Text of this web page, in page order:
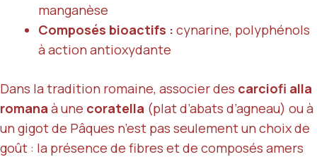
manganèse
Composés bioactifs : cynarine, polyphénols
à action antioxydante
Dans la tradition romaine, associer des carciofi alla
romana à une coratella (plat d’abats d’agneau) ou à
un gigot de Pâques n’est pas seulement un choix de
goût : la présence de fibres et de composés amers